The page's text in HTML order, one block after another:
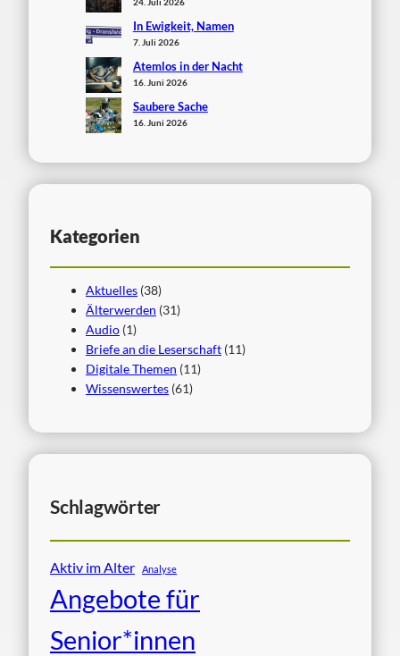
In Ewigkeit, Namen
7. Juli 2026
Atemlos in der Nacht
16. Juni 2026
Saubere Sache
16. Juni 2026
Kategorien
Aktuelles (38)
Älterwerden (31)
Audio (1)
Briefe an die Leserschaft (11)
Digitale Themen (11)
Wissenswertes (61)
Schlagwörter
Aktiv im Alter Analyse
Angebote für
Senior*innen